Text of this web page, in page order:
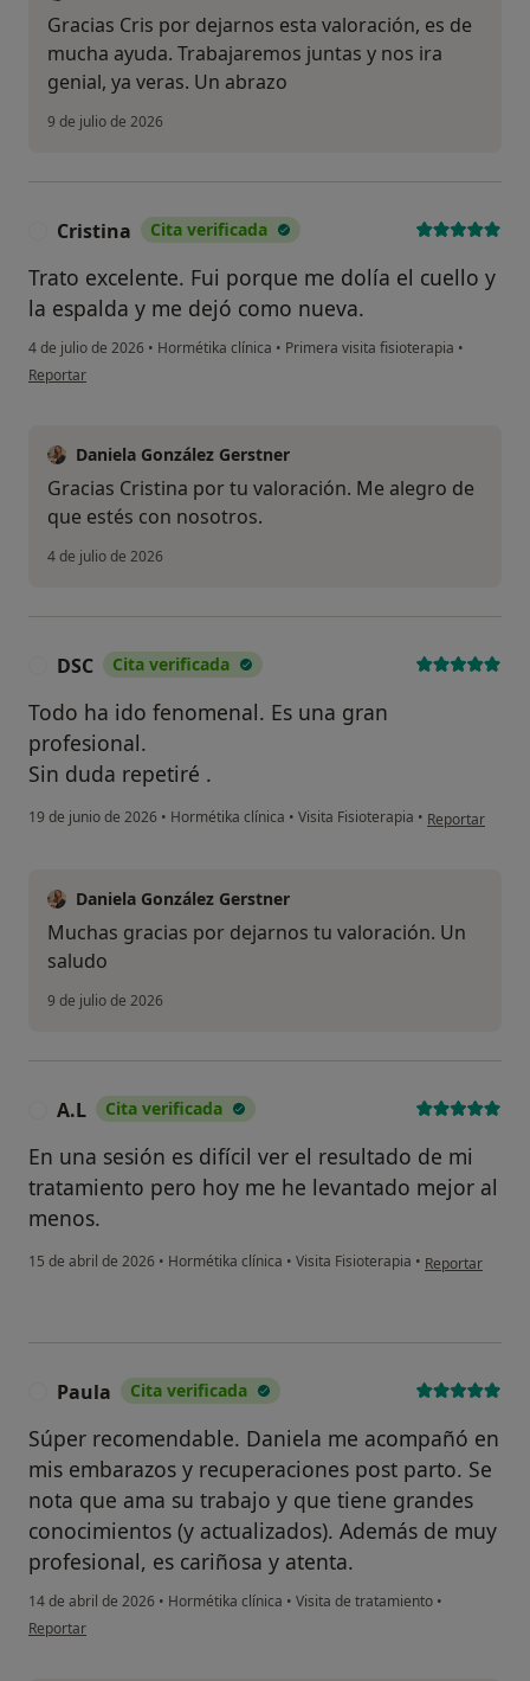
Gracias Cris por dejarnos esta valoración, es de
mucha ayuda. Trabajaremos juntas y nos ira
genial, ya veras. Un abrazo
9 de julio de 2026
Cristina Cita verificada
Trato excelente. Fui porque me dolía el cuello y
la espalda y me dejó como nueva.
4 de julio de 2026 • Hormétika clínica • Primera visita fisioterapia •
en opinión del usuario Cristina
Reportar
Daniela González Gerstner
Gracias Cristina por tu valoración. Me alegro de
que estés con nosotros.
4 de julio de 2026
DSC Cita verificada
Todo ha ido fenomenal. Es una gran
profesional.
Sin duda repetiré .
19 de junio de 2026 • Hormétika clínica • Visita Fisioterapia • en opinión del
Reportar
Daniela González Gerstner
Muchas gracias por dejarnos tu valoración. Un
saludo
9 de julio de 2026
A.L Cita verificada
En una sesión es difícil ver el resultado de mi
tratamiento pero hoy me he levantado mejor al
menos.
15 de abril de 2026 • Hormétika clínica • Visita Fisioterapia • en opinión del
Reportar
Paula Cita verificada
Súper recomendable. Daniela me acompañó en
mis embarazos y recuperaciones post parto. Se
nota que ama su trabajo y que tiene grandes
conocimientos (y actualizados). Además de muy
profesional, es cariñosa y atenta.
14 de abril de 2026 • Hormétika clínica • Visita de tratamiento •
en opinión del usuario Paula
Reportar